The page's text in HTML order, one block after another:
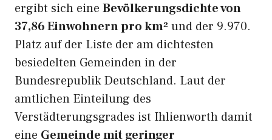
ergibt sich eine Bevölkerungsdichte von
37,86 Einwohnern pro km² und der 9.970.
Platz auf der Liste der am dichtesten
besiedelten Gemeinden in der
Bundesrepublik Deutschland. Laut der
amtlichen Einteilung des
Verstädterungsgrades ist Ihlienworth damit
eine Gemeinde mit geringer